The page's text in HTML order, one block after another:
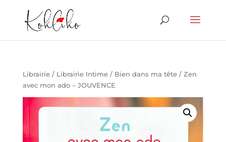
Librairie/ Librairie Intime/ Bien dans ma tête/ Zen
avec mon ado – JOUVENCE